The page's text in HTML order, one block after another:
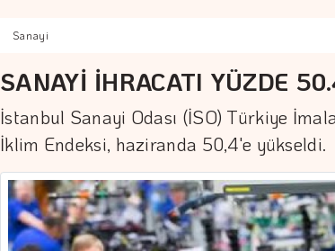
Sanayi
SANAYİ İHRACATI YÜZDE
İstanbul Sanayi Odası (İSO) Türkiye
İklim Endeksi, haziranda 50,4'e yükseldi.